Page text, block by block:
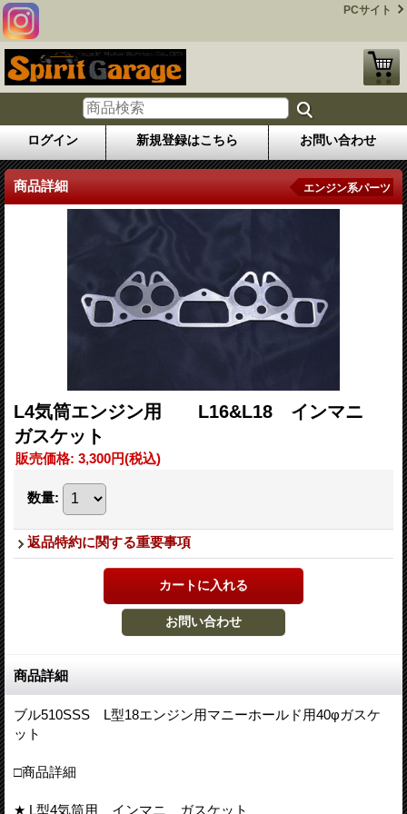
PCサイト
ログイン 新規登録はこちら お問い合わせ
商品詳細 エンジン系パーツ
L4気筒エンジン用 L16&L18 インマニ
ガスケット
販売価格: 3,300円(税込)
数量:
返品特約に関する重要事項
商品詳細
ブル510SSS L型18エンジン用マニーホールド用40φガスケ
ット
□商品詳細
★ L型4気筒用 インマニ ガスケット